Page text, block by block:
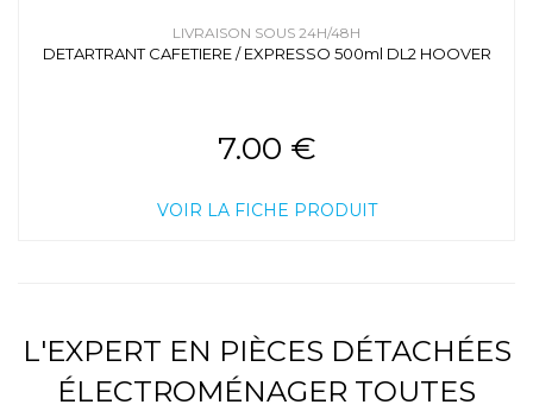
LIVRAISON SOUS 24H/48H
DETARTRANT CAFETIERE / EXPRESSO 500ml DL2 HOOVER
7.00 €
VOIR LA FICHE PRODUIT
L'EXPERT EN PIÈCES DÉTACHÉES
ÉLECTROMÉNAGER TOUTES